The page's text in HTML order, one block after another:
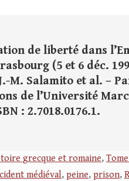
de liberté dans
(5 et 6 déc.
M. Salamito et al. –
de l’Université
: 2.7018.0176.1.
grecque et romaine,
médiéval, peine, prison,